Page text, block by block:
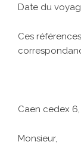
Date du
Ces
Caen cedex 6,
Monsieur,